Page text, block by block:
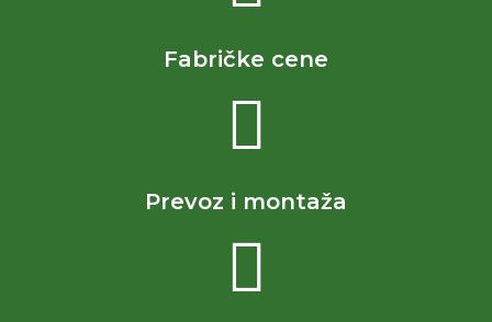
Fabričke cene
Prevoz i montaža